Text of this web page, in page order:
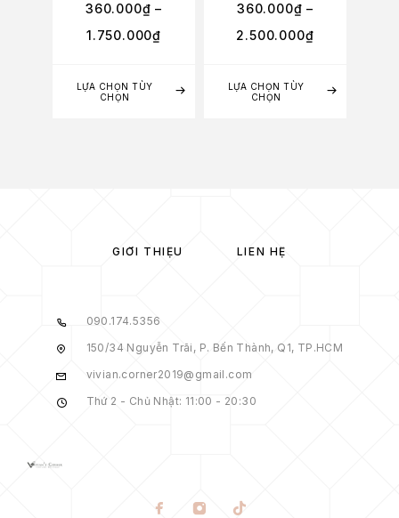
LỰA CHỌN TÙY
CHỌN
360.000₫ –
1.750.000₫
LỰA CHỌN TÙY
CHỌN
360.000₫ –
2.500.000₫
GIỚI THIỆU LIÊN HỆ
090.174.5356
150/34 Nguyễn Trãi, P. Bến Thành, Q1, TP.HCM
vivian.corner2019@gmail.com
Thứ 2 - Chủ Nhật: 11:00 - 20:30